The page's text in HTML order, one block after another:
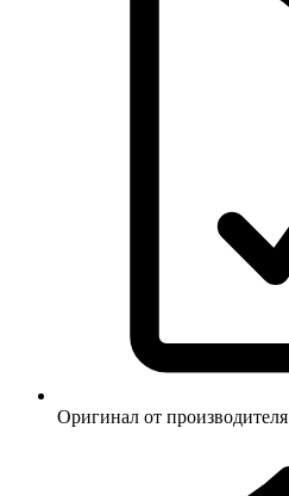
Оригинал от производителя